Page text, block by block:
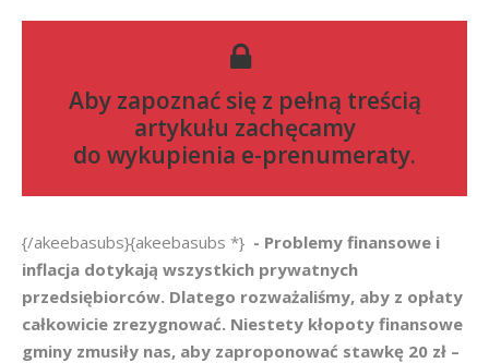
Aby zapoznać się z pełną treścią
artykułu zachęcamy
do wykupienia e-prenumeraty.
{/akeebasubs}{akeebasubs *} - Problemy finansowe i
inflacja dotykają wszystkich prywatnych
przedsiębiorców. Dlatego rozważaliśmy, aby z opłaty
całkowicie zrezygnować. Niestety kłopoty finansowe
gminy zmusiły nas, aby zaproponować stawkę 20 zł –